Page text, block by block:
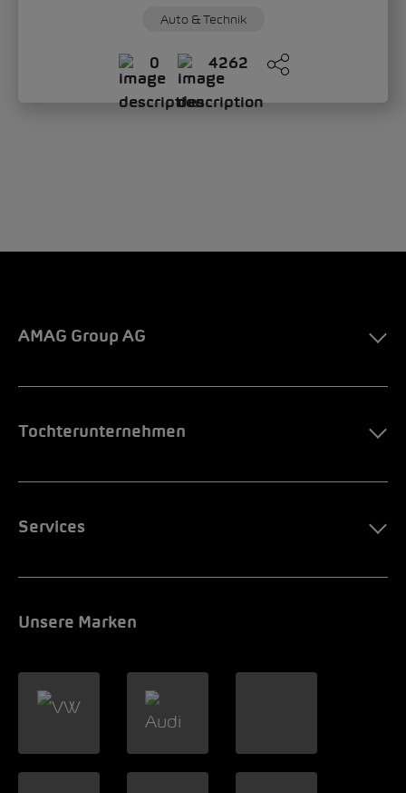
Auto & Technik
0 4262
AMAG Group AG
Tochterunternehmen
Services
Unsere Marken